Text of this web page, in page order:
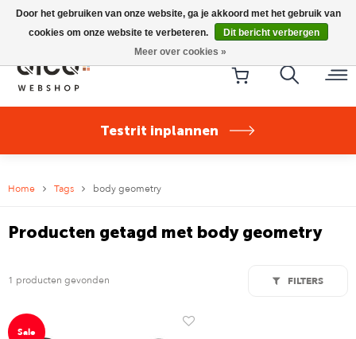
Riese & Müller Nevo5 Silent Core nu direct uit voorraad
leverbaar!
Testrit inplannen
Home Tags body geometry
Producten getagd met body geometry
1 producten gevonden FILTERS
Sale
Door het gebruiken van onze website, ga je akkoord met het gebruik van
cookies om onze website te verbeteren.
Dit bericht verbergen
Meer over cookies »